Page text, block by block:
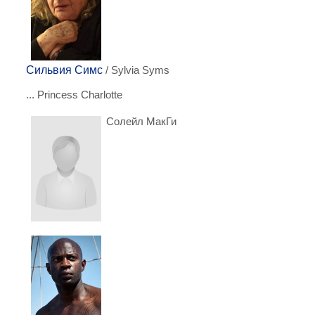
Сильвия Симс / Sylvia Syms
... Princess Charlotte
Солейл МакГи